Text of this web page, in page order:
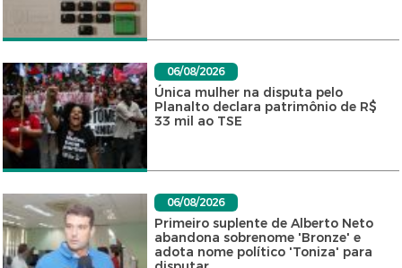
06/08/2026
Única mulher na disputa pelo
Planalto declara patrimônio de R$
33 mil ao TSE
06/08/2026
Primeiro suplente de Alberto Neto
abandona sobrenome 'Bronze' e
adota nome político 'Toniza' para